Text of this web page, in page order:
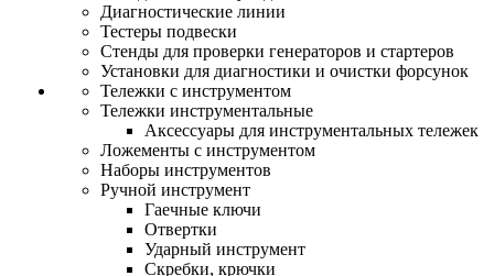
Диагностические линии
Тестеры подвески
Стенды для проверки генераторов и стартеров
Установки для диагностики и очистки форсунок
Тележки с инструментом
Тележки инструментальные
Аксессуары для инструментальных тележек
Ложементы с инструментом
Наборы инструментов
Ручной инструмент
Гаечные ключи
Отвертки
Ударный инструмент
Скребки, крючки